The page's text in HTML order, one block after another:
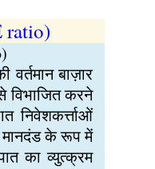
ratio)
बाज़ार
करने
निवेशकर्त्ताओं
मानदंड के रूप में
का व्युत्क्रम